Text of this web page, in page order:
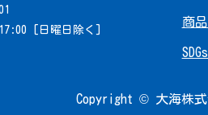
[日曜日除く]
商
Copyright © 大海株